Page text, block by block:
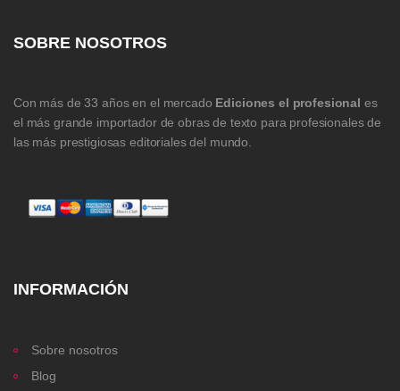
SOBRE NOSOTROS
Con más de 33 años en el mercado Ediciones el profesional es
el más grande importador de obras de texto para profesionales de
las más prestigiosas editoriales del mundo.
INFORMACIÓN
Sobre nosotros
Blog